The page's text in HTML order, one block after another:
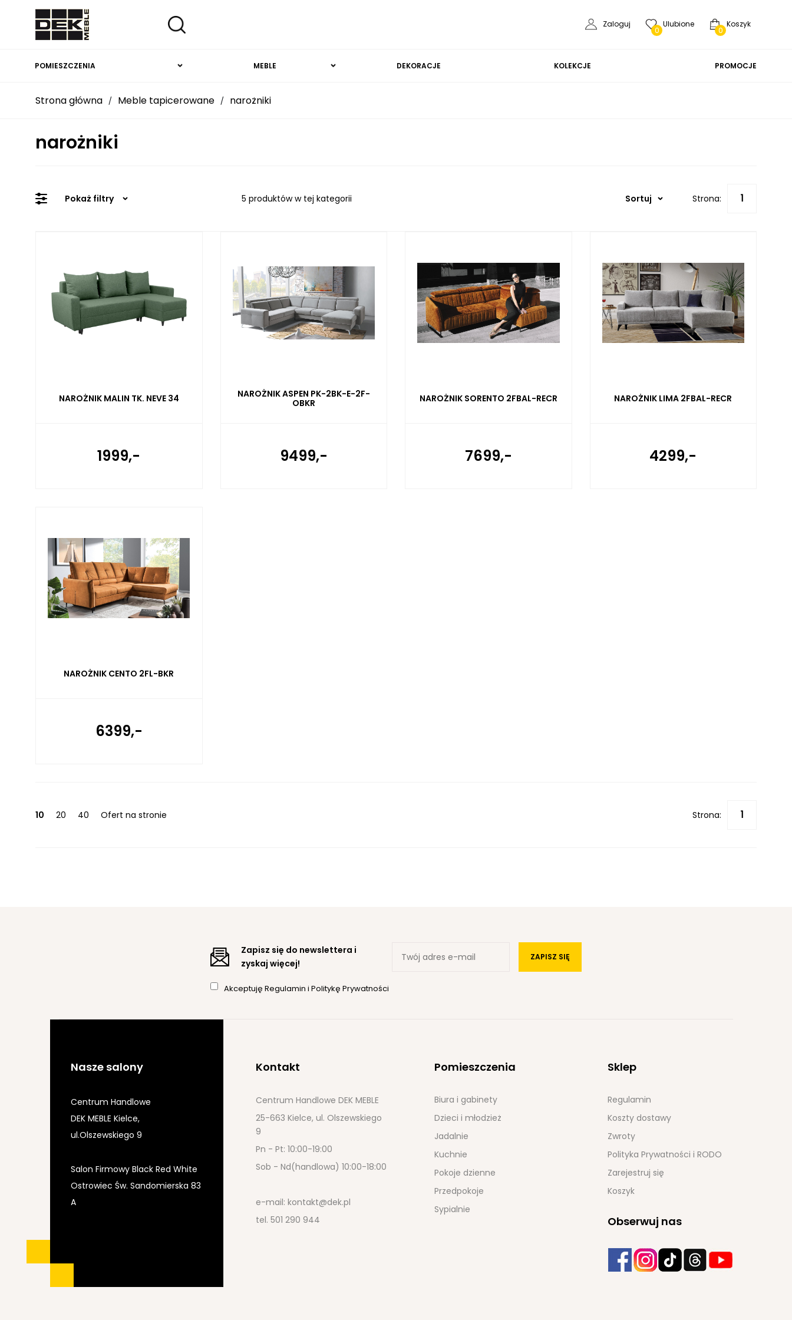
Zaloguj
0
Ulubione
0
Koszyk
POMIESZCZENIA MEBLE DEKORACJE KOLEKCJE PROMOCJE
Strona główna / Meble tapicerowane / narożniki
narożniki
Pokaż filtry 5 produktów w tej kategorii Sortuj Strona:
NAROŻNIK MALIN TK. NEVE 34
1999,-
NAROŻNIK ASPEN PK-2BK-E-2F-
OBKR
9499,-
NAROŻNIK SORENTO 2FBAL-RECR
7699,-
NAROŻNIK LIMA 2FBAL-RECR
4299,-
NAROŻNIK CENTO 2FL-BKR
6399,-
10 20 40 Ofert na stronie Strona:
Zapisz się do newslettera i
zyskaj więcej!
ZAPISZ SIĘ
AkceptujęRegulaminiPolitykę Prywatności
Nasze salony
Centrum Handlowe
DEK MEBLE Kielce,
ul.Olszewskiego 9
Salon Firmowy Black Red White
Ostrowiec Św. Sandomierska 83
A
Kontakt
Centrum Handlowe DEK MEBLE
25-663 Kielce, ul. Olszewskiego
9
Pn - Pt: 10:00-19:00
Sob - Nd(handlowa) 10:00-18:00
e-mail: kontakt@dek.pl
tel. 501 290 944
Pomieszczenia
Biura i gabinety
Dzieci i młodzież
Jadalnie
Kuchnie
Pokoje dzienne
Przedpokoje
Sypialnie
Sklep
Regulamin
Koszty dostawy
Zwroty
Polityka Prywatności i RODO
Zarejestruj się
Koszyk
Obserwuj nas